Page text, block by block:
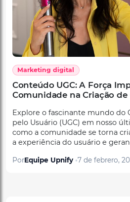
Marketing digital
Conteúdo UGC: A Força
Comunidade na Criação de
Explore o fascinante mundo do
como a comunidade se torna
a experiência do usuário e
autêntico que ressoa. Mergulhe
agora!
PorEquipe Upnify 7 de febrero,